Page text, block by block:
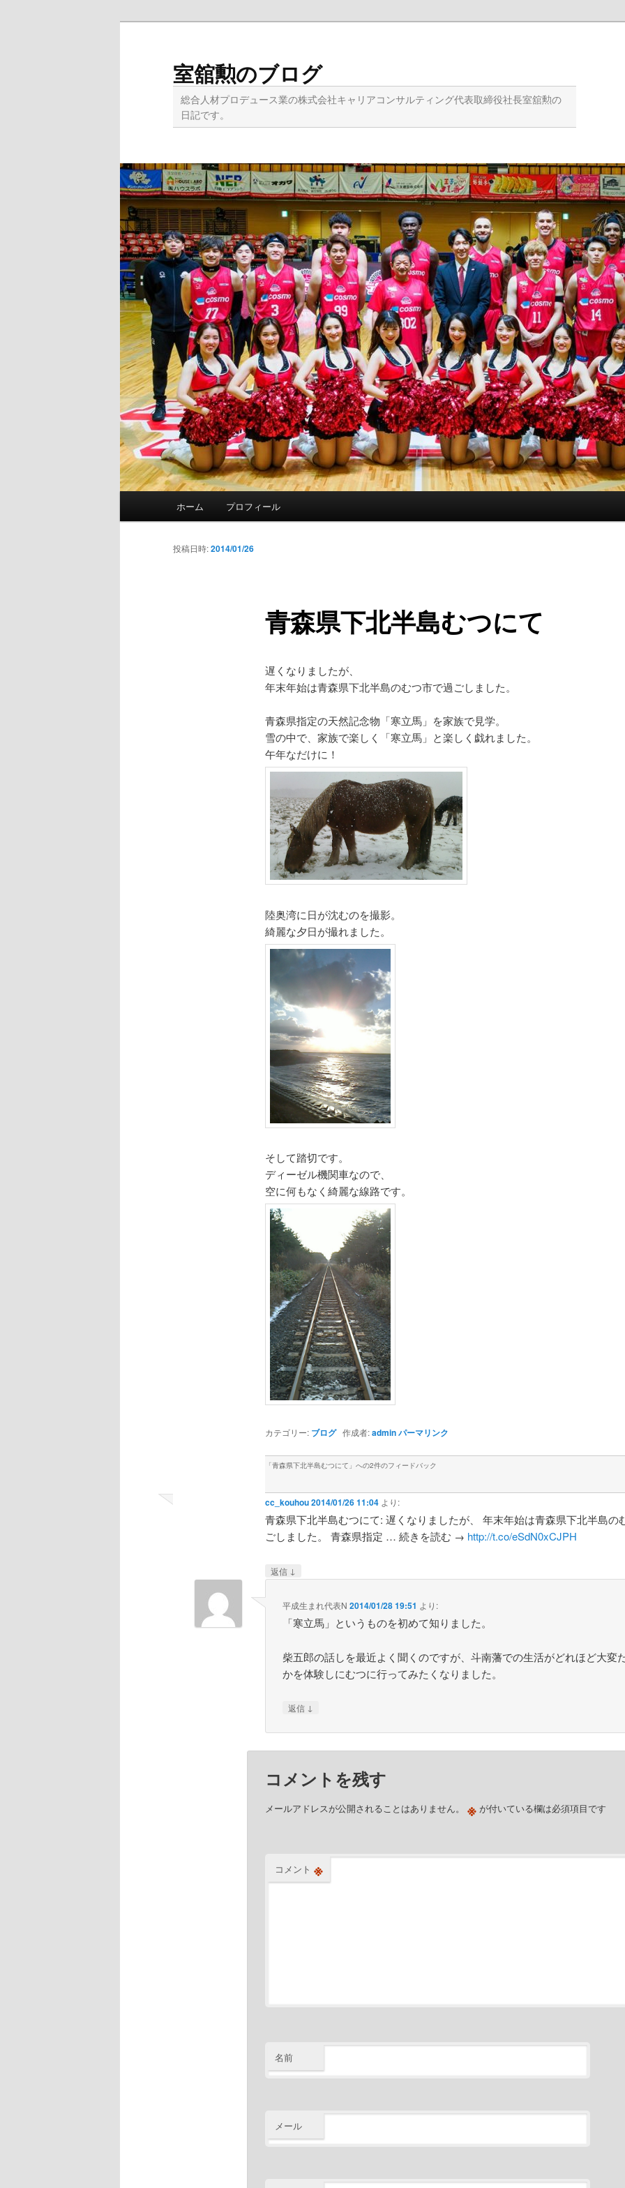
室舘勲のブログ
総合人材プロデュース業の株式会社キャリアコンサルティング代表取締役社長室舘勲の
日記です。
ホーム プロフィール
青森県下北半島むつにて
投稿日時:2014/01/26
遅くなりましたが、
年末年始は青森県下北半島のむつ市で過ごしました。
青森県指定の天然記念物「寒立馬」を家族で見学。
雪の中で、家族で楽しく「寒立馬」と楽しく戯れました。
午年なだけに！
陸奥湾に日が沈むのを撮影。
綺麗な夕日が撮れました。
そして踏切です。
ディーゼル機関車なので、
空に何もなく綺麗な線路です。
カテゴリー: ブログ作成者:adminパーマリンク
「青森県下北半島むつにて 」への2件のフィードバック
cc_kouhou2014/01/26 11:04 より:
青森県下北半島むつにて: 遅くなりましたが、 年末年始は青森県下北半島の
ごしました。 青森県指定 … 続きを読む → http://t.co/eSdN0xCJPH
返信 ↓
平成生まれ代表N 2014/01/28 19:51 より:
「寒立馬」というものを初めて知りました。
柴五郎の話しを最近よく聞くのですが、斗南藩での生活がどれほど大変
かを体験しにむつに行ってみたくなりました。
返信 ↓
コメントを残す
メールアドレスが公開されることはありません。 ※が付いている欄は必須項目です
コメント ※
名前
メール